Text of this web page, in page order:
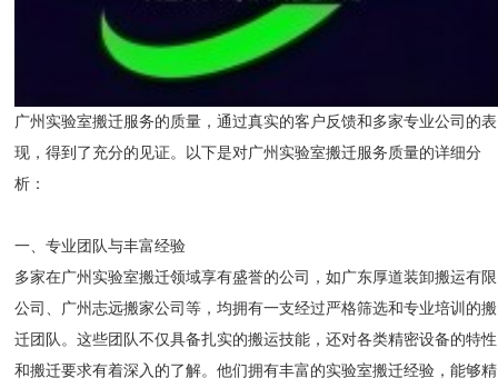
广州实验室搬迁服务的质量，通过真实的客户反馈和多家专业公司的表
现，得到了充分的见证。以下是对广州实验室搬迁服务质量的详细分
析：
一、专业团队与丰富经验
多家在广州实验室搬迁领域享有盛誉的公司，如广东厚道装卸搬运有限
公司、广州志远搬家公司等，均拥有一支经过严格筛选和专业培训的搬
迁团队。这些团队不仅具备扎实的搬运技能，还对各类精密设备的特性
和搬迁要求有着深入的了解。他们拥有丰富的实验室搬迁经验，能够精